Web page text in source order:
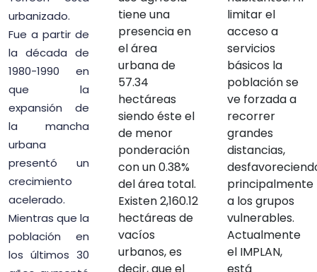
urbanizado.
Fue a partir de
la década de
1980-1990 en
que la
expansión de
la mancha
urbana
presentó un
crecimiento
acelerado.
Mientras que la
población en
los últimos 30
tiene una
presencia en
el área
urbana de
57.34
hectáreas
siendo éste el
de menor
ponderación
con un 0.38%
del área total.
Existen 2,160.12
hectáreas de
vacíos
urbanos, es
limitar el
acceso a
servicios
básicos la
población se
ve forzada a
recorrer
grandes
distancias,
principalmente
a los grupos
vulnerables.
Actualmente
el IMPLAN,